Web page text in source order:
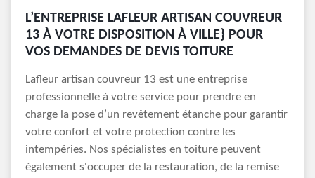
L’ENTREPRISE LAFLEUR ARTISAN COUVREUR
13 À VOTRE DISPOSITION À VILLE} POUR
VOS DEMANDES DE DEVIS TOITURE
Lafleur artisan couvreur 13 est une entreprise
professionnelle à votre service pour prendre en
charge la pose d’un revêtement étanche pour garantir
votre confort et votre protection contre les
intempéries. Nos spécialistes en toiture peuvent
également s'occuper de la restauration, de la remise